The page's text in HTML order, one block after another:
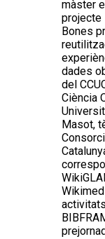
màster
projecte
Bones
dades
del
Ciència
Masot,